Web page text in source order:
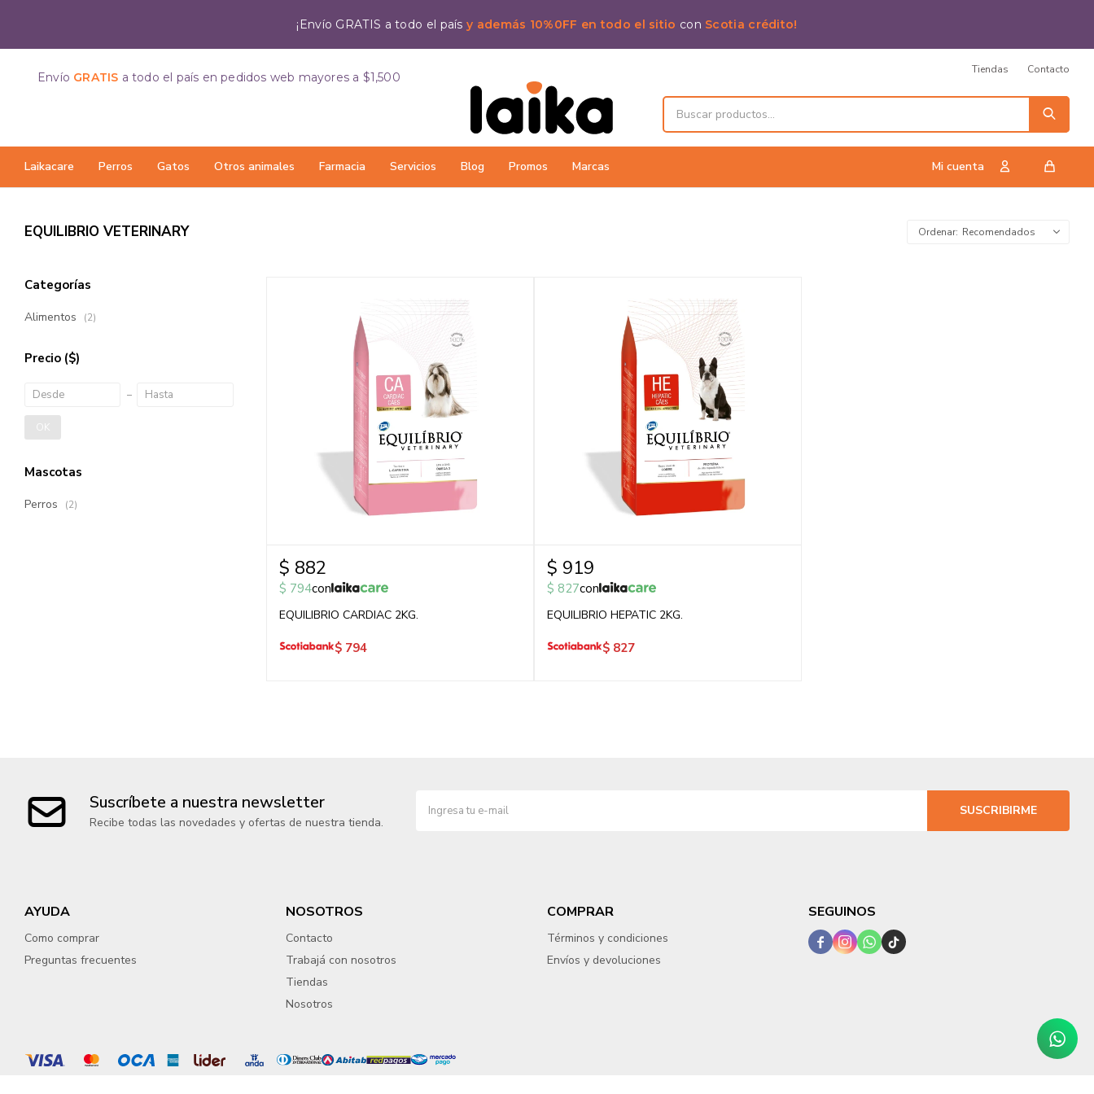
¡Envío GRATIS a todo el paísy además 10%0FF en todo el sitio con Scotia crédito!
Laikacare Perros Gatos Otros animales Farmacia Servicios Blog Promos Marcas
Envío GRATIS a todo el país en pedidos web mayores a $1,500
Tiendas Contacto
EQUILIBRIO VETERINARY Recomendados
$ 882
$ 794con
EQUILIBRIO CARDIAC 2KG.
$ 794
$ 919
$ 827con
EQUILIBRIO HEPATIC 2KG.
$ 827
Categorías
Alimentos (2)
Precio ($)
OK
Mascotas
Perros (2)
Suscríbete a nuestra newsletter
Recibe todas las novedades y ofertas de nuestra tienda.
SUSCRIBIRME
AYUDA
Como comprar
Preguntas frecuentes
NOSOTROS
Contacto
Trabajá con nosotros
Tiendas
Nosotros
COMPRAR
Términos y condiciones
Envíos y devoluciones
SEGUINOS
   